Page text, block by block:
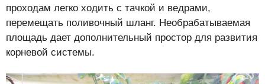
проходам легко ходить с тачкой и ведрами,
перемещать поливочный шланг. Необрабатываемая
площадь дает дополнительный простор для развития
корневой системы.